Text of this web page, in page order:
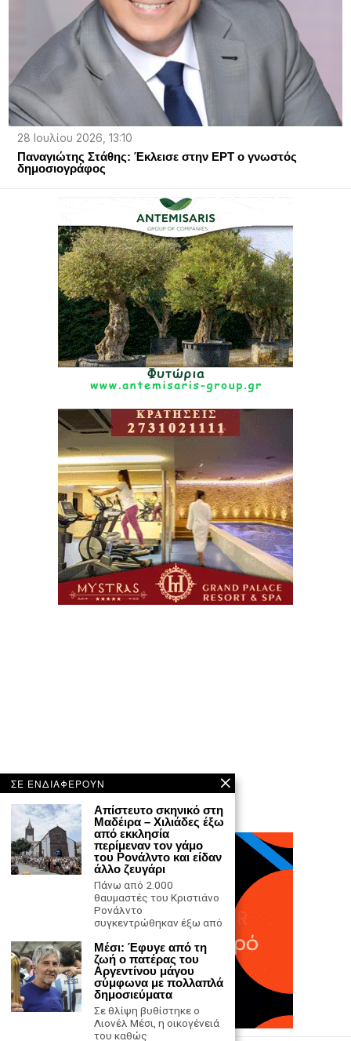
28 Ιουλίου 2026, 13:10
Παναγιώτης Στάθης: Έκλεισε στην ΕΡΤ ο γνωστός
δημοσιογράφος
ΣΕ ΕΝΔΙΑΦΕΡΟΥΝ
Απίστευτο σκηνικό στη
Μαδέιρα – Χιλιάδες έξω
από εκκλησία
περίμεναν τον γάμο
του Ρονάλντο και είδαν
άλλο ζευγάρι
Πάνω από 2.000
θαυμαστές του Κριστιάνο
Ρονάλντο
συγκεντρώθηκαν έξω από
Μέσι: Έφυγε από τη
ζωή ο πατέρας του
Αργεντίνου μάγου
σύμφωνα με πολλαπλά
δημοσιεύματα
Σε θλίψη βυθίστηκε ο
Λιονέλ Μέσι, η οικογένειά
του καθώς